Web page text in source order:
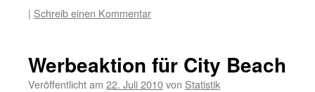
| Schreib einen Kommentar
Werbeaktion für City Beach
Veröffentlicht am 22. Juli 2010von Statistik